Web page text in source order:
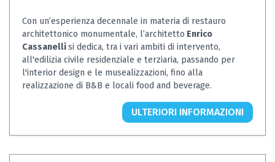
Con un’esperienza decennale in materia di restauro
architettonico monumentale, l’architetto Enrico
Cassanellisi dedica, tra i vari ambiti di intervento,
all'edilizia civile residenziale e terziaria, passando per
l'interior design e le musealizzazioni, fino alla
realizzazione di B&B e locali food and beverage.
ULTERIORI INFORMAZIONI